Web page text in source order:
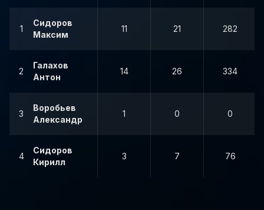
1
Сидоров
Максим
11 21 282
2
Галахов
Антон
14 26 334
3
Воробьев
Александр
1 0 0
4
Сидоров
Кирилл
3 7 76